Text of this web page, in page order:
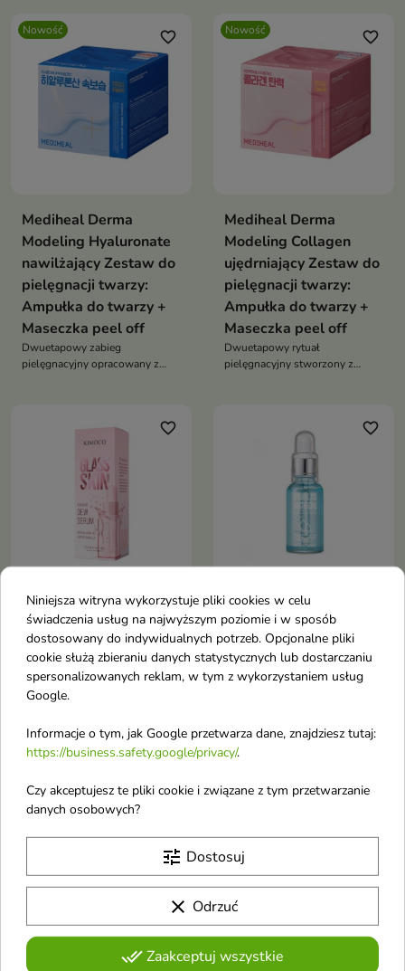
Nowość
favorite_border
Mediheal Derma
Modeling Hyaluronate
nawilżający Zestaw do
pielęgnacji twarzy:
Ampułka do twarzy +
Maseczka peel off
Dwuetapowy zabieg
pielęgnacyjny opracowany z
Nowość favorite_border
Mediheal Derma
Modeling Collagen
ujędrniający Zestaw do
pielęgnacji twarzy:
Ampułka do twarzy +
Maseczka peel off
Dwuetapowy rytuał
pielęgnacyjny stworzony z
favorite_border
Kimoco Glass Skin
nawilżające Serum do
twarzy 30 ml
Serum rozświetlające z beta-
glukanem i peptydami to
intensywnie nawilżające serum,
„glass skin”. Wygładza skórę,
poprawia jej elastyczność i
wygląd
favorite_border
Esfolio Hyaluronic Acid
Moisturizing
nawilżająca Ampułka
do twarzy 30 ml
barierę hydrolipidową, łagodzi
podrażnienia i przywraca cerze
miękkość, elastyczność oraz
skóry suchej i odwodnionej
Esfolio Retinol Vita
Esfolio Cica Centella
Niniejsza witryna wykorzystuje pliki cookies w celu
świadczenia usług na najwyższym poziomie i w sposób
dostosowany do indywidualnych potrzeb. Opcjonalne pliki
cookie służą zbieraniu danych statystycznych lub dostarczaniu
spersonalizowanych reklam, w tym z wykorzystaniem usług
Google.
Informacje o tym, jak Google przetwarza dane, znajdziesz tutaj:
https://business.safety.google/privacy/.
Czy akceptujesz te pliki cookie i związane z tym przetwarzanie
danych osobowych?
tune Dostosuj
clear Odrzuć
done_allZaakceptuj wszystkie